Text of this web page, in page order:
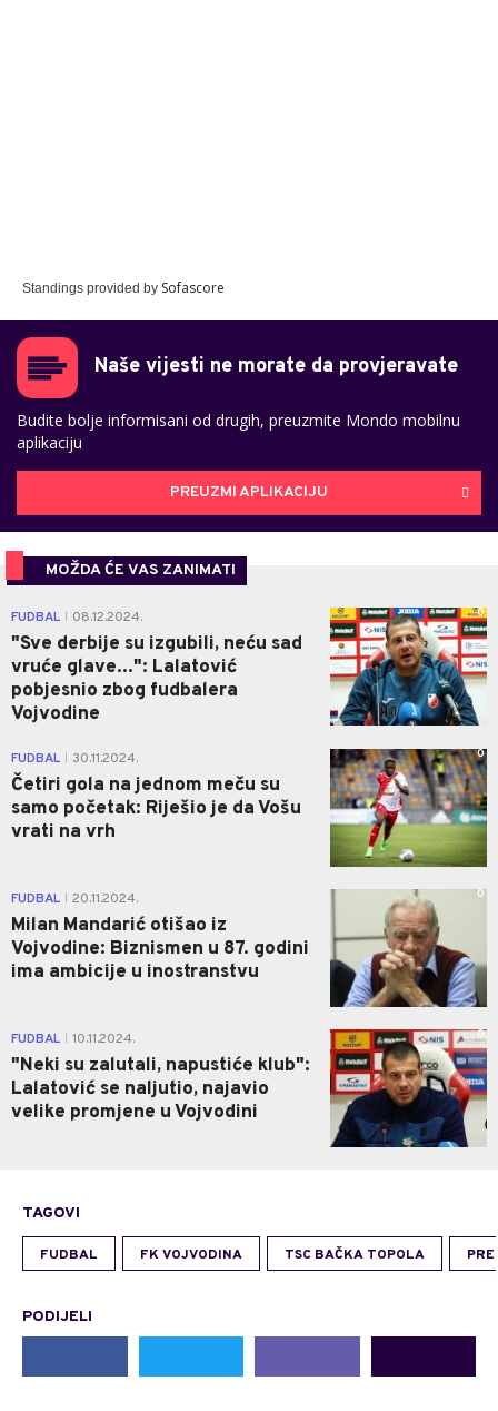
Standings provided by Sofascore
Naše vijesti ne morate da provjeravate
Budite bolje informisani od drugih, preuzmite Mondo mobilnu
aplikaciju
PREUZMI APLIKACIJU
MOŽDA ĆE VAS ZANIMATI
FUDBAL 08.12.2024.
"Sve derbije su izgubili, neću sad
vruće glave...": Lalatović
pobjesnio zbog fudbalera
Vojvodine
0
FUDBAL 30.11.2024.
Četiri gola na jednom meču su
samo početak: Riješio je da Vošu
vrati na vrh
0
FUDBAL 20.11.2024.
Milan Mandarić otišao iz
Vojvodine: Biznismen u 87. godini
ima ambicije u inostranstvu
0
FUDBAL 10.11.2024.
"Neki su zalutali, napustiće klub":
Lalatović se naljutio, najavio
velike promjene u Vojvodini
0
TAGOVI
FUDBAL FK VOJVODINA TSC BAČKA TOPOLA
PODIJELI